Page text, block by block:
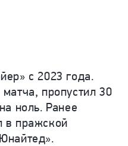
с 2023 года.
пропустил 30
ноль. Ранее
в пражской